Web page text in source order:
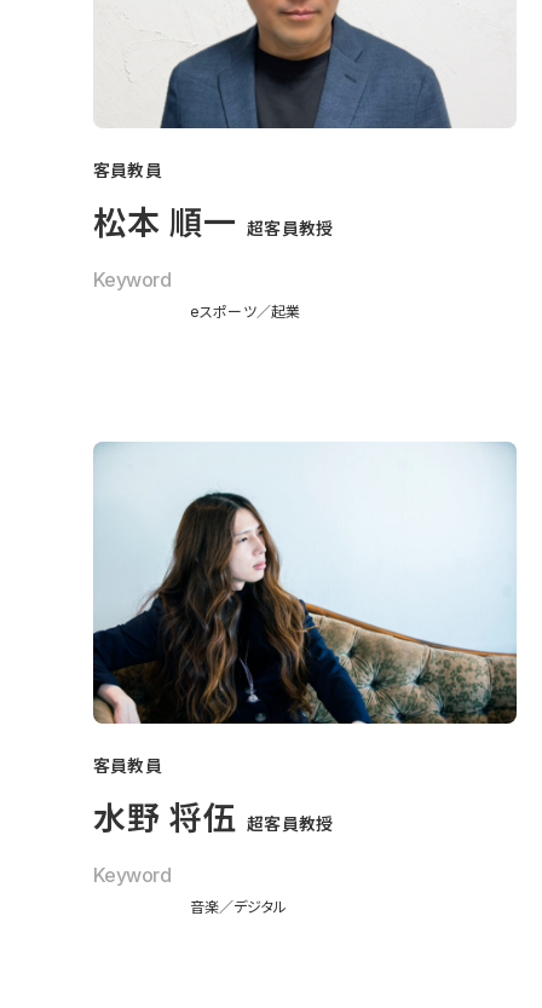
客員教員
松本 順一 超客員教授
Keyword
eスポーツ 起業
客員教員
水野 将伍 超客員教授
Keyword
音楽 デジタル